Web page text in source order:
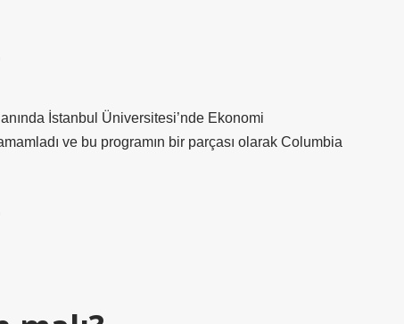
İstanbul Üniversitesi’nde Ekonomi
ve bu programın bir parçası olarak Columbia